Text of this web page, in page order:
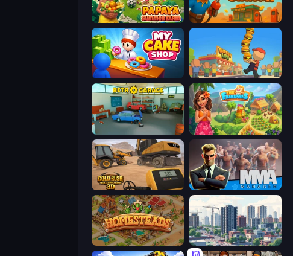
Papaya Summer Farm Gas Station
My Cake Shop Burger Life
The Farmers
Gold Rush: Gold Simulator 3D MMA Manager 2
Homesteads: Dream Farm SuperCity 3D